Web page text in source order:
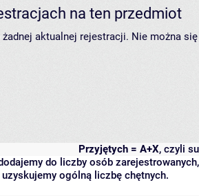
na ten przedmiot
aktualnej rejestracji. Nie można
Przyjętych = A+X, czyli
do liczby osób
ogólną liczbę chętnych.